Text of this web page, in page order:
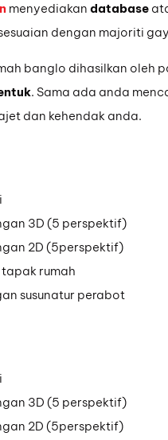
menyediakan database
dengan majoriti
banglo dihasilkan oleh
. Sama ada anda
dan kehendak anda.
3D (5 perspektif)
2D (5perspektif)
tapak rumah
susunatur perabot
3D (5 perspektif)
2D (5perspektif)